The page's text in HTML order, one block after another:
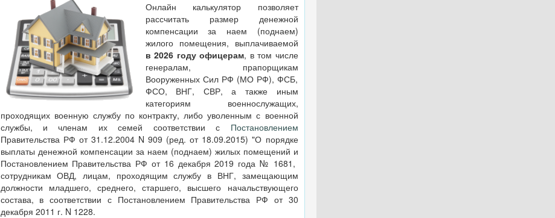
Онлайн калькулятор позволяет
рассчитать размер денежной
компенсации за наем (поднаем)
жилого помещения, выплачиваемой
в 2026 году офицерам, в том числе
генералам, прапорщикам
Вооруженных Сил РФ (МО РФ), ФСБ,
ФСО, ВНГ, СВР, а также иным
категориям военнослужащих,
проходящих военную службу по контракту, либо уволенным с военной
службы, и членам их семей соответствии с Постановлением
Правительства РФ от 31.12.2004 N 909 (ред. от 18.09.2015) "О порядке
выплаты денежной компенсации за наем (поднаем) жилых помещений и
Постановлением Правительства РФ от 16 декабря 2019 года № 1681,
сотрудникам ОВД, лицам, проходящим службу в ВНГ, замещающим
должности младшего, среднего, старшего, высшего начальствующего
состава, в соответствии с Постановлением Правительства РФ от 30
декабря 2011 г. N 1228.